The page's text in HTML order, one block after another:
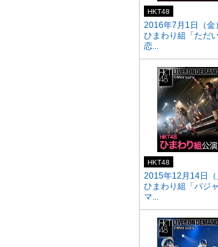
2016年7月1日（金）
ひまわり組「ただ
恋...
HKT48
2015年12月14日（
ひまわり組「パジャ
マ...
HKT48